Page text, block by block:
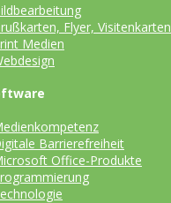
Flyer, Visitenkarten
Medien
Barrierefreiheit
Office-Produkte